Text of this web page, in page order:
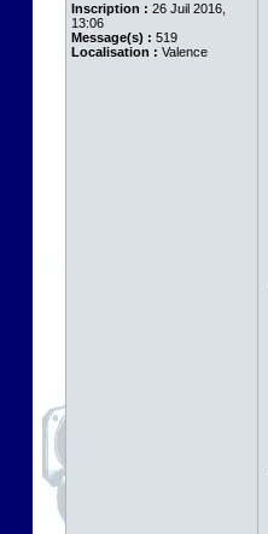
Inscription : 26 Juil 2016,
13:06
Message(s) : 519
Localisation : Valence